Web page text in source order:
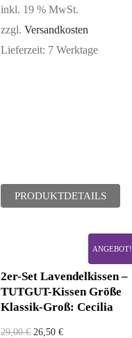
inkl. 19 % MwSt.
zzgl.Versandkosten
Lieferzeit: 7 Werktage
PRODUKTDETAILS
ANGEBOT!
2er-Set Lavendelkissen –
TUTGUT-Kissen Größe
Klassik-Groß: Cecilia
29,00€ 26,50€